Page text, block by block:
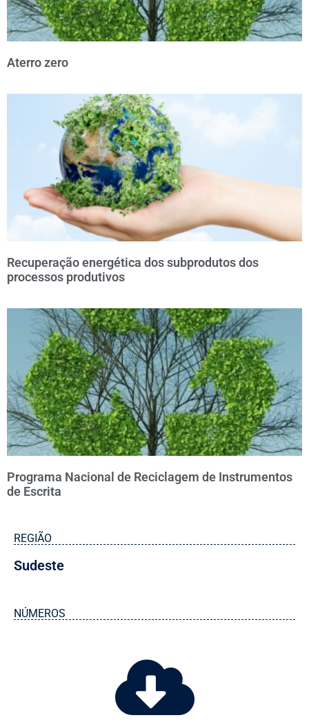
Aterro zero
Recuperação energética dos subprodutos dos
processos produtivos
Programa Nacional de Reciclagem de Instrumentos
de Escrita
REGIÃO
Sudeste
NÚMEROS